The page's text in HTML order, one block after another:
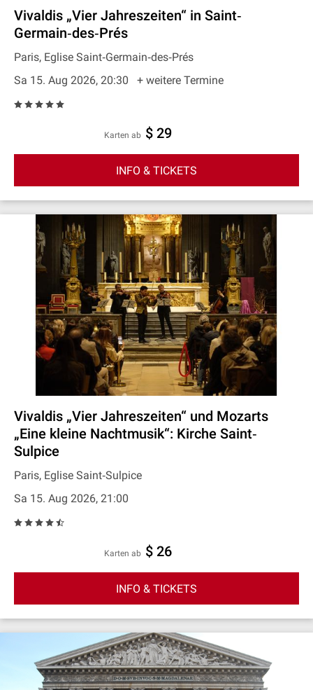
Vivaldis „Vier Jahreszeiten“ in Saint‐
Germain‐des‐Prés
Paris, Eglise Saint‐Germain‐des‐Prés
Sa 15. Aug 2026, 20:30
+ weitere Termine
Karten ab $ 29
INFO & TICKETS
Vivaldis „Vier Jahreszeiten“ und Mozarts
„Eine kleine Nachtmusik“: Kirche Saint‐
Sulpice
Paris, Eglise Saint‐Sulpice
Sa 15. Aug 2026, 21:00
Karten ab $ 26
INFO & TICKETS